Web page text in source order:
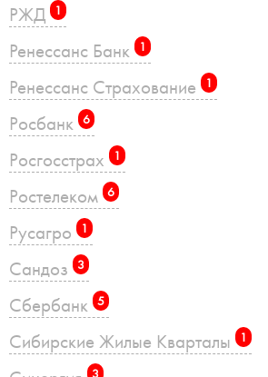
РЖД 1
Ренессанс Банк 1
Ренессанс Страхование 1
Росбанк 6
Росгосстрах 1
Ростелеком 6
Русагро 1
Сандоз 3
Сбербанк 5
Сибирские Жилые Кварталы 1
3